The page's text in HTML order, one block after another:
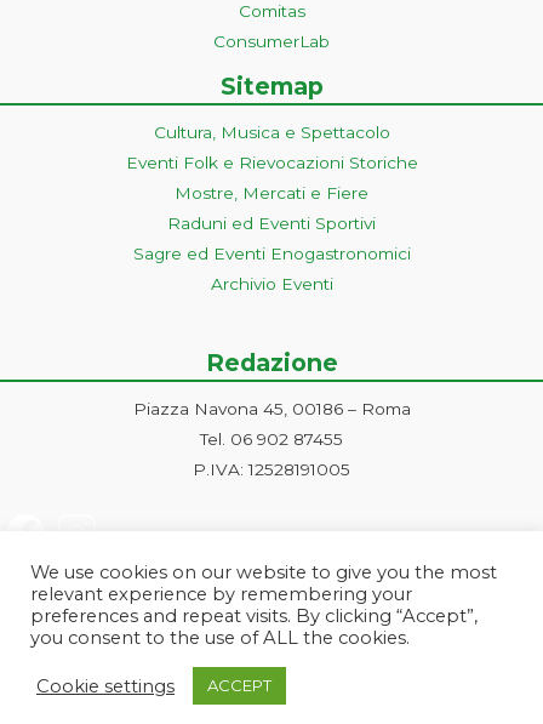
Comitas
ConsumerLab
Sitemap
Cultura, Musica e Spettacolo
Eventi Folk e Rievocazioni Storiche
Mostre, Mercati e Fiere
Raduni ed Eventi Sportivi
Sagre ed Eventi Enogastronomici
Archivio Eventi
Redazione
Piazza Navona 45, 00186 – Roma
Tel. 06 902 87455
P.IVA: 12528191005
Roma | PI e CF: 12528191005 | markonetsrl@pec.it |
We use cookies on our website to give you the most
relevant experience by remembering your
preferences and repeat visits. By clicking “Accept”,
you consent to the use of ALL the cookies.
Cookie settings ACCEPT